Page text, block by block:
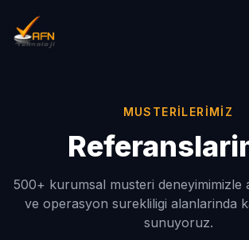
MUSTERILERIMIZ
500+ kurumsal musteri deneyimimizle
ve operasyon surekliligi alanlarinda
sunuyoruz.